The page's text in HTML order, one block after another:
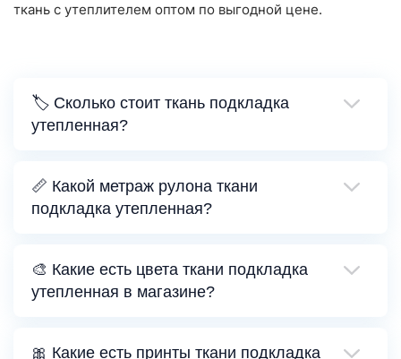
ткань с утеплителем оптом по выгодной цене.
🏷️ Сколько стоит ткань подкладка
утепленная?
📏 Какой метраж рулона ткани
подкладка утепленная?
🎨 Какие есть цвета ткани подкладка
утепленная в магазине?
🎀 Какие есть принты ткани подкладка